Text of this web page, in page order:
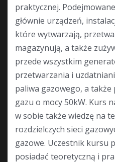
praktycznej.
głównie urządzeń,
które wytwarzają,
magazynują, a także
przede wszystkim
przetwarzania i
paliwa gazowego, a
gazu o mocy 50kW. Kurs
w sobie także wiedzę na
rozdzielczych sieci
gazowe. Uczestnik kursu
posiadać teoretyczną i